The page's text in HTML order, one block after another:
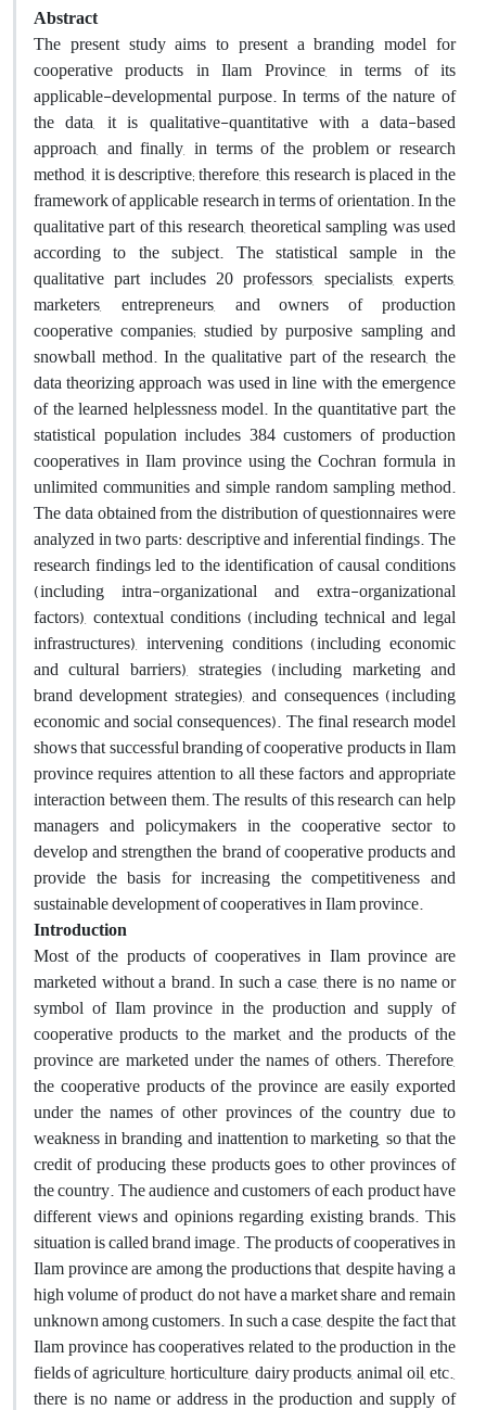
Abstract
The present study aims to present a branding model for
cooperative products in Ilam Province, in terms of its
applicable-developmental purpose. In terms of the nature of
the data, it is qualitative-quantitative with a data-based
approach, and finally, in terms of the problem or research
method, it is descriptive; therefore, this research is placed in the
framework of applicable research in terms of orientation. In the
qualitative part of this research, theoretical sampling was used
according to the subject. The statistical sample in the
qualitative part includes 20 professors, specialists, experts,
marketers, entrepreneurs, and owners of production
cooperative companies; studied by purposive sampling and
snowball method. In the qualitative part of the research, the
data theorizing approach was used in line with the emergence
of the learned helplessness model. In the quantitative part, the
statistical population includes 384 customers of production
cooperatives in Ilam province using the Cochran formula in
unlimited communities and simple random sampling method.
The data obtained from the distribution of questionnaires were
analyzed in two parts: descriptive and inferential findings. The
research findings led to the identification of causal conditions
(including intra-organizational and extra-organizational
factors), contextual conditions (including technical and legal
infrastructures), intervening conditions (including economic
and cultural barriers), strategies (including marketing and
brand development strategies), and consequences (including
economic and social consequences). The final research model
shows that successful branding of cooperative products in Ilam
province requires attention to all these factors and appropriate
interaction between them. The results of this research can help
managers and policymakers in the cooperative sector to
develop and strengthen the brand of cooperative products and
provide the basis for increasing the competitiveness and
sustainable development of cooperatives in Ilam province.
Introduction
Most of the products of cooperatives in Ilam province are
marketed without a brand. In such a case, there is no name or
symbol of Ilam province in the production and supply of
cooperative products to the market, and the products of the
province are marketed under the names of others. Therefore,
the cooperative products of the province are easily exported
under the names of other provinces of the country due to
weakness in branding and inattention to marketing, so that the
credit of producing these products goes to other provinces of
the country. The audience and customers of each product have
different views and opinions regarding existing brands. This
situation is called brand image. The products of cooperatives in
Ilam province are among the productions that, despite having a
high volume of product, do not have a market share and remain
unknown among customers. In such a case, despite the fact that
Ilam province has cooperatives related to the production in the
fields of agriculture, horticulture, dairy products, animal oil, etc.,
there is no name or address in the production and supply of